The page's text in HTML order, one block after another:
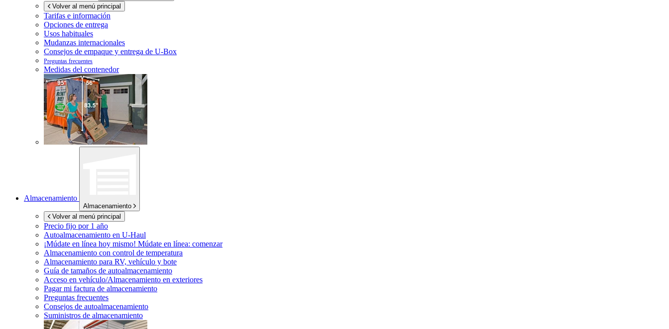
Volver al menú principal
Tarifas e información
Opciones de entrega
Usos habituales
Mudanzas internacionales
Consejos de empaque y entrega de U-Box
Preguntas frecuentes
Medidas del contenedor
Almacenamiento
Almacenamiento
Volver al menú principal
Precio fijo por 1 año
Autoalmacenamiento en U-Haul
¡Múdate en línea hoy mismo! Múdate en línea: comenzar
Almacenamiento con control de temperatura
Almacenamiento para RV, vehículo y bote
Guía de tamaños de autoalmacenamiento
Acceso en vehículo/Almacenamiento en exteriores
Pagar mi factura de almacenamiento
Preguntas frecuentes
Consejos de autoalmacenamiento
Suministros de almacenamiento